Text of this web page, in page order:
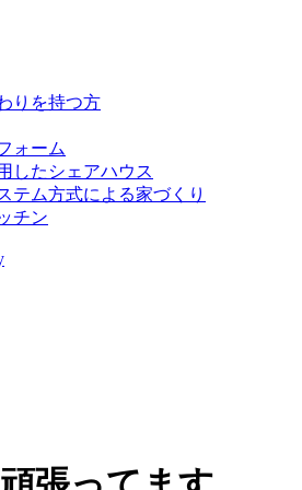
りを持つ方
ォーム
したシェアハウス
テム方式による家づくり
チン